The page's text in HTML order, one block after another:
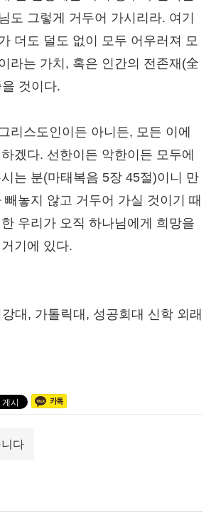
도 그렇게 거두어 가시리라. 여기
더도 덜도 없이 모두 어우러져 모
라는 가치, 혹은 인간의 전존재(全
것이다.
리스도인이든 아니든, 모든 이에
겠다. 선한이든 악한이든 모두에
는 분(마태복음 5장 45절)이니 만
놓지 않고 거두어 가실 것이기 때
우리가 오직 하나님에게 희망을
기에 있다.
대, 가톨릭대, 성공회대 신학 외래
다